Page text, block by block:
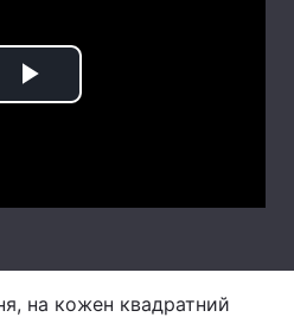
Вакансії
Play
на кожен квадратний